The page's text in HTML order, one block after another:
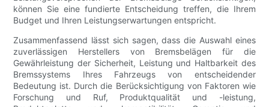
können Sie eine fundierte Entscheidung treffen, die Ihrem
Budget und Ihren Leistungserwartungen entspricht.
Zusammenfassend lässt sich sagen, dass die Auswahl eines
zuverlässigen Herstellers von Bremsbelägen für die
Gewährleistung der Sicherheit, Leistung und Haltbarkeit des
Bremssystems Ihres Fahrzeugs von entscheidender
Bedeutung ist. Durch die Berücksichtigung von Faktoren wie
Forschung und Ruf, Produktqualität und -leistung,